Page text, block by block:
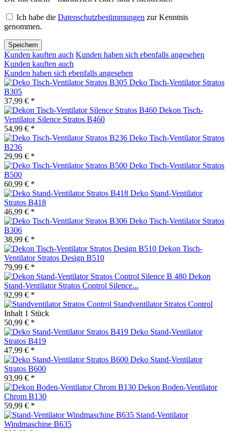
Ich habe die Datenschutzbestimmungen zur Kenntnis
genommen.
Speichern
Kunden kauften auch Kunden haben sich ebenfalls angesehen
Kunden kauften auch
Kunden haben sich ebenfalls angesehen
Deko Tisch-Ventilator Stratos
B305
37,99 € *
Dekon Tisch-
Ventilator Silence Stratos B460
54,99 € *
Deko Tisch-Ventilator Stratos
B236
29,99 € *
Deko Tisch-Ventilator Stratos
B500
60,99 € *
Deko Stand-Ventilator
Stratos B418
46,99 € *
Deko Tisch-Ventilator Stratos
B306
38,99 € *
Dekon Tisch-
Ventilator Stratos Design B510
79,99 € *
Dekon
Stand-Ventilator Stratos Control Silence...
92,99 € *
Standventilator Stratos Control
Inhalt 1 Stück
50,99 € *
Deko Stand-Ventilator
Stratos B419
47,99 € *
Deko Stand-Ventilator
Stratos B600
93,99 € *
Dekon Boden-Ventilator
Chrom B130
59,99 € *
Stand-Ventilator
Windmaschine B635